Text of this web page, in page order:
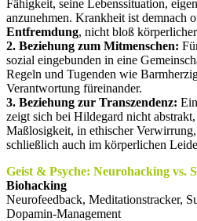
Fähigkeit, seine Lebenssituation,
anzunehmen. Krankheit ist demnach
Entfremdung, nicht bloß
2. Beziehung zum Mitmenschen:
sozial eingebunden in eine
Regeln und Tugenden wie
Verantwortung füreinander.
3. Beziehung zur Transzendenz:
zeigt sich bei Hildegard nicht
Maßlosigkeit, in ethischer
schließlich auch im körperlichen
Geist & Psyche: Neurohacking vs.
Biohacking
Neurofeedback, Meditationstracker,
Dopamin‑Management